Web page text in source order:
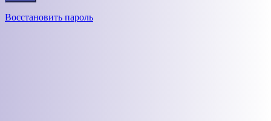
Восстановить пароль